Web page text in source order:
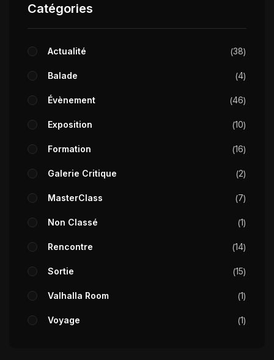
Catégories
Actualité 38
Balade 4
Évènement 46
Exposition 10
Formation 16
Galerie Critique 2
MasterClass 7
Non Classé 1
Rencontre 14
Sortie 15
Valhalla Room 1
Voyage 1